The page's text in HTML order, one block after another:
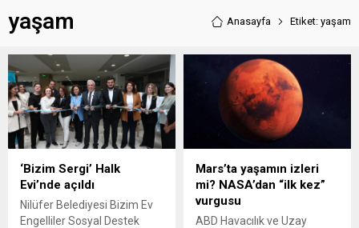
yaşam Anasayfa Etiket: yaşam
‘Bizim Sergi’ Halk
Evi’nde açıldı
Nilüfer Belediyesi Bizim Ev
Engelliler Sosyal Destek
Mars’ta yaşamın izleri
mi? NASA’dan “ilk kez”
vurgusu
ABD Havacılık ve Uzay